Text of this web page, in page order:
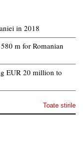
in 2018
m for Romanian
EUR 20 million to
Toate stirile